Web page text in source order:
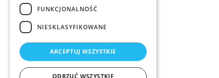
FUNKCJONALNOŚĆ
NIESKLASYFIKOWANE
AKCEPTUJ WSZYSTKIE
ODRZUĆ WSZYSTKIE